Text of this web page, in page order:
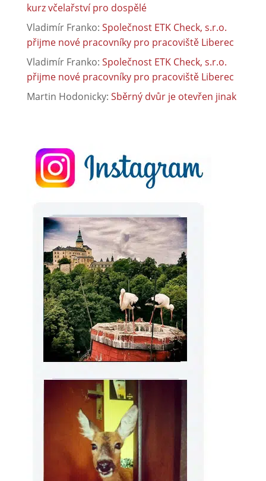
kurz včelařství pro dospělé
Vladimír Franko: Společnost ETK Check, s.r.o.
přijme nové pracovníky pro pracoviště Liberec
Vladimír Franko: Společnost ETK Check, s.r.o.
přijme nové pracovníky pro pracoviště Liberec
Martin Hodonicky: Sběrný dvůr je otevřen jinak